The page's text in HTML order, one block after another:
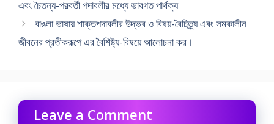
এবং চৈতন্য-পরবর্তী পদাবলীর মধ্যে ভাবগত পার্থক্য
বাঙলা ভাষায় শাক্তপদাবলীর উদ্ভব ও বিষয়-বৈচিত্র্য এবং সমকালীন
জীবনের প্রতীকরূপে এর বৈশিষ্ট্য-বিষয়ে আলােচনা কর।
Leave a Comment